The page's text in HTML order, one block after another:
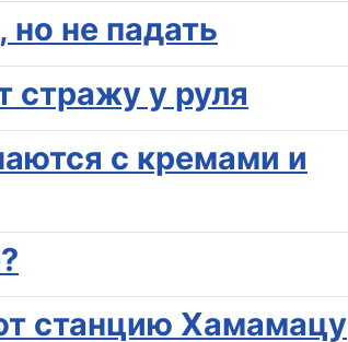
но не падать
стражу у руля
с кремами и
станцию Хамамацу